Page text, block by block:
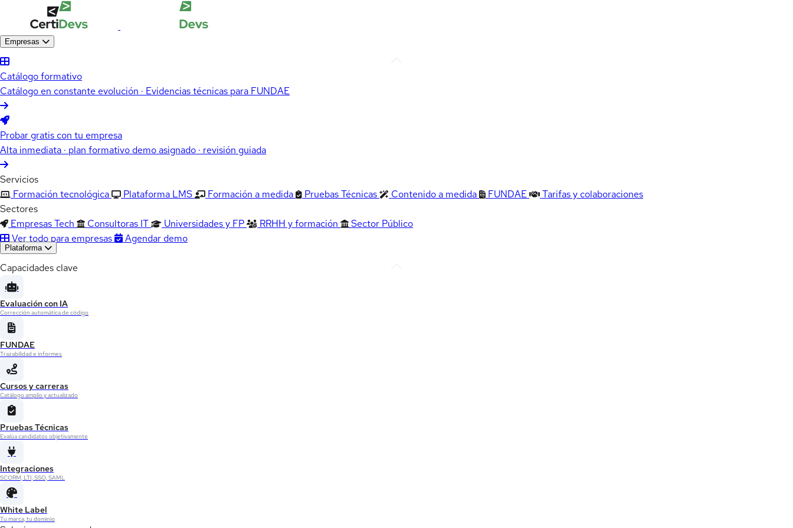
Empresas
Catálogo formativo
Catálogo en constante evolución · Evidencias técnicas para FUNDAE
Probar gratis con tu empresa
Alta inmediata · plan formativo demo asignado · revisión guiada
Servicios
Formación tecnológica
Plataforma LMS Formación a medida Pruebas Técnicas Contenido a medida FUNDAE
Tarifas y colaboraciones
Sectores
Empresas Tech
Consultoras IT Universidades y FP RRHH y formación
Sector Público
Ver todo para empresas
Agendar demo
Plataforma
Capacidades clave
Evaluación con IA
Corrección automática de código
FUNDAE
Trazabilidad e informes
Cursos y carreras
Catálogo amplio y actualizado
Pruebas Técnicas
Evalúa candidatos objetivamente
Integraciones
SCORM, LTI, SSO, SAML
White Label
Tu marca, tu dominio